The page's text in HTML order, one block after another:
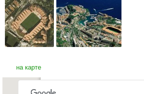
на карте